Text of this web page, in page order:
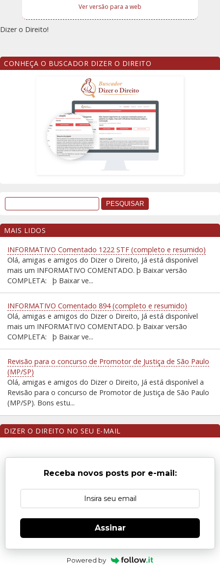
Ver versão para a web
Dizer o Direito!
CONHEÇA O BUSCADOR DIZER O DIREITO
MAIS LIDOS
INFORMATIVO Comentado 1222 STF (completo e resumido)
Olá, amigas e amigos do Dizer o Direito, Já está disponível
mais um INFORMATIVO COMENTADO. þ Baixar versão
COMPLETA: þ Baixar ve...
INFORMATIVO Comentado 894 (completo e resumido)
Olá, amigas e amigos do Dizer o Direito, Já está disponível
mais um INFORMATIVO COMENTADO. þ Baixar versão
COMPLETA: þ Baixar ve...
Revisão para o concurso de Promotor de Justiça de São Paulo
(MP/SP)
Olá, amigas e amigos do Dizer o Direito, Já está disponível a
Revisão para o concurso de Promotor de Justiça de São Paulo
(MP/SP). Bons estu...
DIZER O DIREITO NO SEU E-MAIL
Receba novos posts por e-mail:
Assinar
Powered by